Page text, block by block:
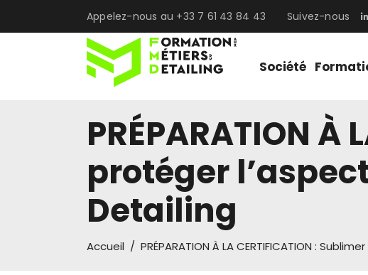
Appelez-nous au +33 7 61 43 84 43 Suivez-nous
Société
PRÉPARATION À
protéger
Detailing
Accueil / PRÉPARATION À LA CERTIFICATION :